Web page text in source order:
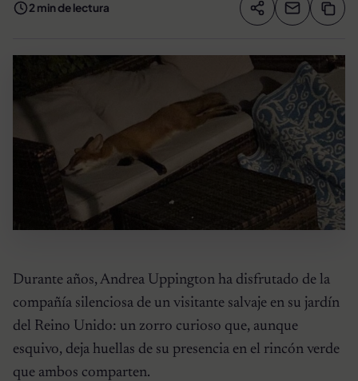
2 min de lectura Compartir
Durante años, Andrea Uppington ha disfrutado de la
compañía silenciosa de un visitante salvaje en su jardín
del Reino Unido: un zorro curioso que, aunque
esquivo, deja huellas de su presencia en el rincón verde
que ambos comparten.